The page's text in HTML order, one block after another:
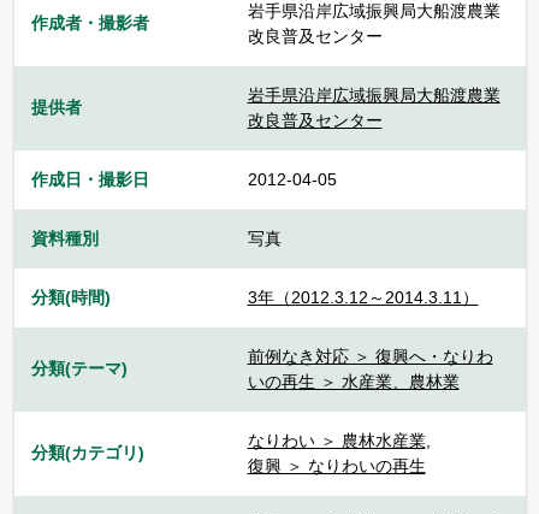
作成者・撮影者
岩手県沿岸広域振興局大船渡農業
改良普及センター
提供者
岩手県沿岸広域振興局大船渡農業
改良普及センター
作成日・撮影日 2012-04-05
資料種別 写真
分類(時間) 3年（2012.3.12～2014.3.11）
分類(テーマ)
前例なき対応 ＞ 復興へ・なりわ
いの再生 ＞ 水産業、農林業
分類(カテゴリ)
なりわい ＞ 農林水産業,
復興 ＞ なりわいの再生